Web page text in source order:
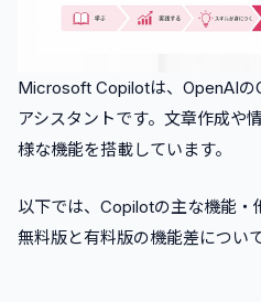
バイテック生成AI（
DMM 生成AI CAMP 学び放
•ユースフル
•インソース
•トレノケート
•大塚商会
Microsoft Copilotは、OpenAIの
アシスタントです。文章作成や
様な機能を搭載しています。
以下では、Copilotの主な機能・
無料版と有料版の機能差につい